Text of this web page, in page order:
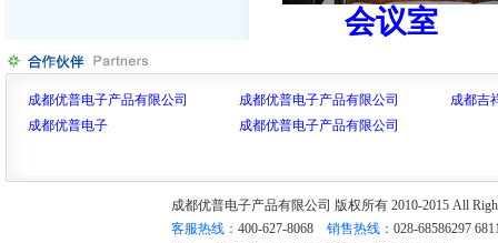
会议
成都优普电子产品有限公司 成都优普电子产品有限公司
成都吉
成都优普电子
成都优普电子产品有限公司
成都优普电子产品有限公司 版权所有 2010-2015 All
客服热线： 400-627-8068 销售热线： 028-68586297